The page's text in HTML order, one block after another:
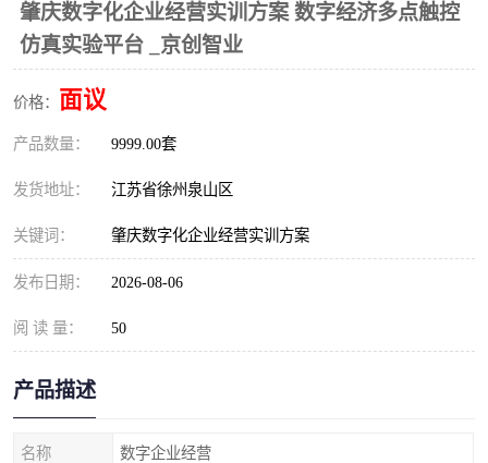
肇庆数字化企业经营实训方案 数字经济多点触控
仿真实验平台 _京创智业
价格： 面议
产品数量： 9999.00套
发货地址： 江苏省徐州泉山区
关键词： 肇庆数字化企业经营实训方案
发布日期： 2026-08-06
阅 读 量： 50
产品描述
名称 数字企业经营